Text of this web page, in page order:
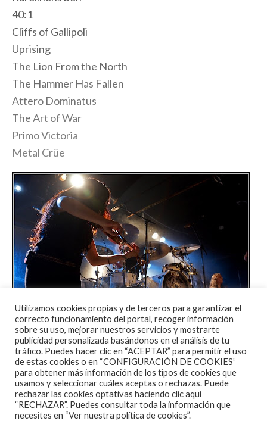
40:1
Cliffs of Gallipoli
Uprising
The Lion From the North
The Hammer Has Fallen
Attero Dominatus
The Art of War
Primo Victoria
Metal Crüe
Ver crónica y reportaje fotográfico completo en la
web de GKGRock
Contenido perteneciente aThe Best Music.
Puedes seguirnos tambien enTwittery en
Utilizamos cookies propias y de terceros para garantizar el
correcto funcionamiento del portal, recoger información
sobre su uso, mejorar nuestros servicios y mostrarte
publicidad personalizada basándonos en el análisis de tu
tráfico. Puedes hacer clic en “ACEPTAR” para permitir el uso
de estas cookies o en “CONFIGURACIÓN DE COOKIES”
para obtener más información de los tipos de cookies que
usamos y seleccionar cuáles aceptas o rechazas. Puede
rechazar las cookies optativas haciendo clic aquí
“RECHAZAR”. Puedes consultar toda la información que
necesites en “Ver nuestra política de cookies”.